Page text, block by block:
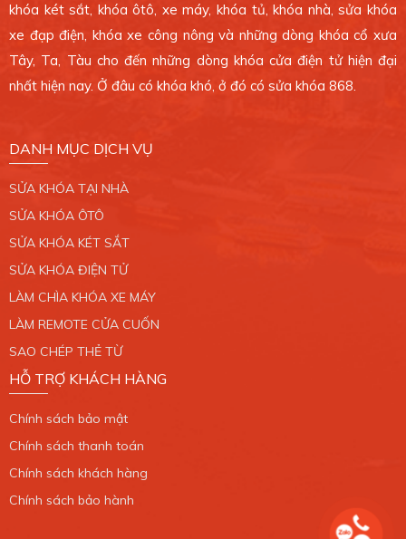
CHI NHÁNH 6
4 Ông Ích Khiêm, Phường 14, Quận 11. TP.HCM.
0389 099 868
CHI NHÁNH 7
765/2 Trần Xuân Soạn, Phường Tân Hưng, Quận
7. TP.HCM.
0389 099 868
Xem bản đồ
CHI NHÁNH 8
34/6 Liên Khu 4 - 5, Phường Bình Hưng Hòa B,
Quận Bình Tân. TP.HCM.
Xem bản đồ
CHI NHÁNH 9
khóa két sắt, khóa ôtô, xe máy, khóa tủ, khóa nhà, sửa khóa
xe đạp điện, khóa xe công nông và những dòng khóa cổ xưa
Tây, Ta, Tàu cho đến những dòng khóa cửa điện tử hiện đại
nhất hiện nay. Ở đâu có khóa khó, ở đó có sửa khóa 868.
DANH MỤC DỊCH VỤ
SỬA KHÓA TẠI NHÀ
SỬA KHÓA ÔTÔ
SỬA KHÓA KÉT SẮT
SỬA KHÓA ĐIỆN TỬ
LÀM CHÌA KHÓA XE MÁY
LÀM REMOTE CỬA CUỐN
SAO CHÉP THẺ TỪ
HỖ TRỢ KHÁCH HÀNG
Chính sách bảo mật
Chính sách thanh toán
Chính sách khách hàng
Chính sách bảo hành